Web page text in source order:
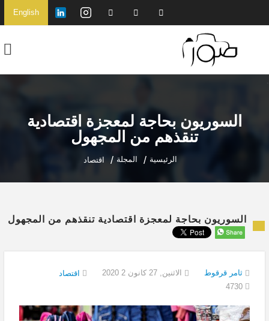
English
السوريون بحاجة لمعجزة اقتصادية
تنقذهم من المجهول
الرئيسية المجلة اقتصاد
السوريون بحاجة لمعجزة اقتصادية تنقذهم من المجهول
ثامر قرقوط الاثنين, 27 كانون 2 2020
اقتصاد